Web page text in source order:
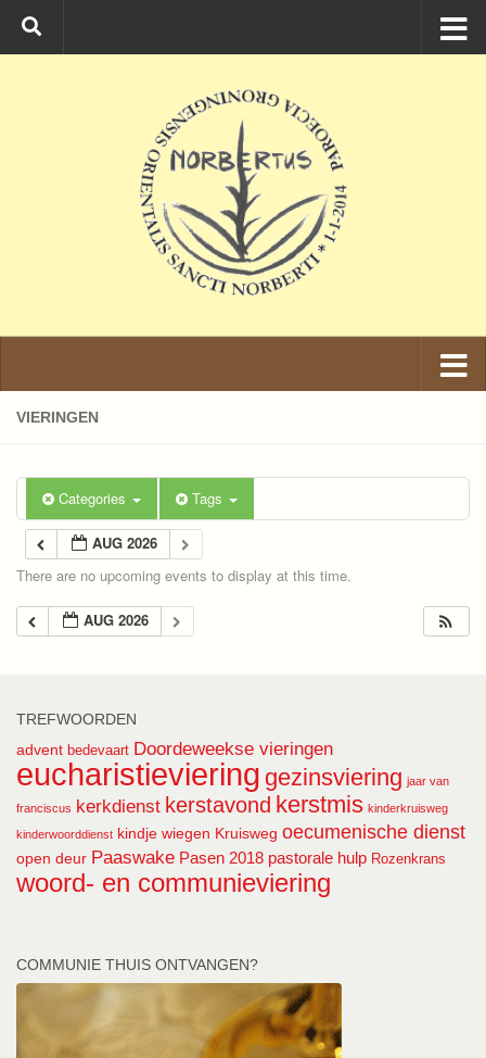
Ga naar de inhoud
VIERINGEN
Categories Tags
AUG 2026
There are no upcoming events to display at this time.
AUG 2026
TREFWOORDEN
advent bedevaart Doordeweekse vieringen
eucharistieviering gezinsviering jaar van
franciscus kerkdienst kerstavond kerstmis kinderkruisweg
kinderwoorddienst kindje wiegen Kruisweg oecumenische dienst
open deur Paaswake Pasen 2018 pastorale hulp Rozenkrans
woord- en communieviering
COMMUNIE THUIS ONTVANGEN?